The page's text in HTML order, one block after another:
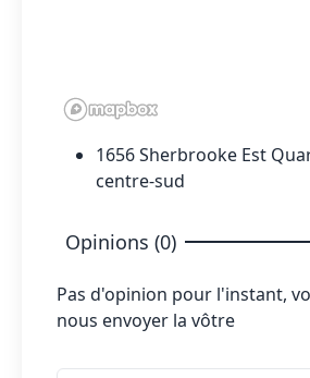
1656 Sherbrooke Est
centre-sud
Opinions (0)
Pas d'opinion pour l'instant,
nous envoyer la vôtre